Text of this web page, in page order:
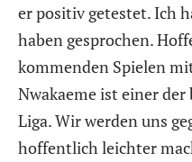
er positiv getestet. Ich
haben gesprochen.
kommenden Spielen
Nwakaeme ist einer
Liga. Wir werden uns
hoffentlich leichter